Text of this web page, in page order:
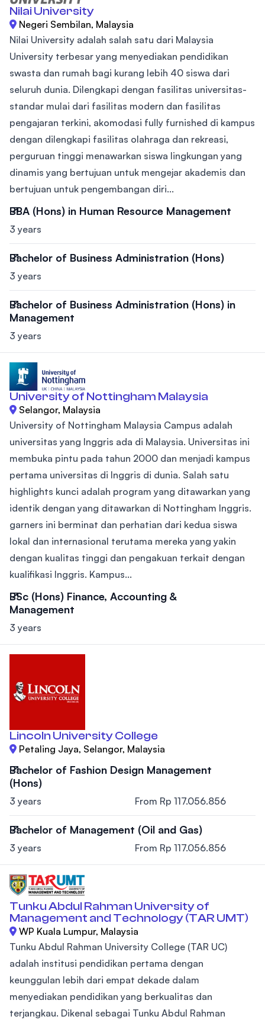
Nilai University
Negeri Sembilan, Malaysia
Nilai University adalah salah satu dari Malaysia
University terbesar yang menyediakan pendidikan
swasta dan rumah bagi kurang lebih 40 siswa dari
seluruh dunia. Dilengkapi dengan fasilitas universitas-
standar mulai dari fasilitas modern dan fasilitas
pengajaran terkini, akomodasi fully furnished di kampus
dengan dilengkapi fasilitas olahraga dan rekreasi,
perguruan tinggi menawarkan siswa lingkungan yang
dinamis yang bertujuan untuk mengejar akademis dan
bertujuan untuk pengembangan diri...
BBA (Hons) in Human Resource Management
3 years
Bachelor of Business Administration (Hons)
3 years
Bachelor of Business Administration (Hons) in
Management
3 years
University of Nottingham Malaysia
Selangor, Malaysia
University of Nottingham Malaysia Campus adalah
universitas yang Inggris ada di Malaysia. Universitas ini
membuka pintu pada tahun 2000 dan menjadi kampus
pertama universitas di Inggris di dunia. Salah satu
highlights kunci adalah program yang ditawarkan yang
identik dengan yang ditawarkan di Nottingham Inggris.
garners ini berminat dan perhatian dari kedua siswa
lokal dan internasional terutama mereka yang yakin
dengan kualitas tinggi dan pengakuan terkait dengan
kualifikasi Inggris. Kampus...
BSc (Hons) Finance, Accounting &
Management
3 years
Lincoln University College
Petaling Jaya, Selangor, Malaysia
Bachelor of Fashion Design Management
(Hons)
3 years From Rp 117.056.856
Bachelor of Management (Oil and Gas)
3 years From Rp 117.056.856
Tunku Abdul Rahman University of
Management and Technology (TAR UMT)
WP Kuala Lumpur, Malaysia
Tunku Abdul Rahman University College (TAR UC)
adalah institusi pendidikan pertama dengan
keunggulan lebih dari empat dekade dalam
menyediakan pendidikan yang berkualitas dan
terjangkau. Dikenal sebagai Tunku Abdul Rahman